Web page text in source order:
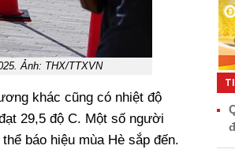
Ảnh: THX/TTXVN
khác cũng có nhiệt độ
29,5 độ C. Một số người
báo hiệu mùa Hè sắp đến.